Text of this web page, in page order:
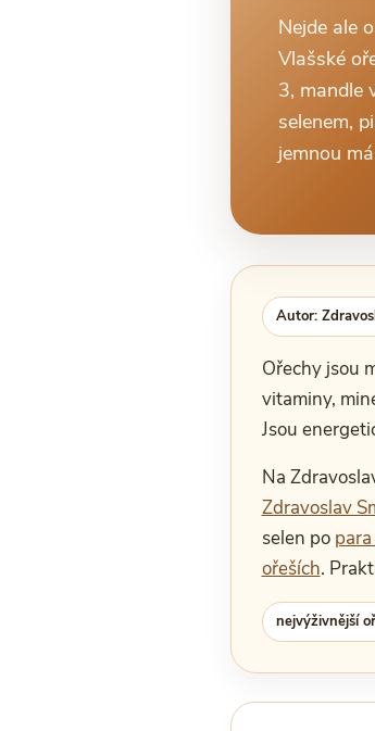
Nejde ale
Vlašské
3, mandle
selenem,
jemnou
Autor:
Ořechy jsou
vitaminy,
Jsou
Na
Zdravoslav
selen po
ořeších.
nejvýživnější